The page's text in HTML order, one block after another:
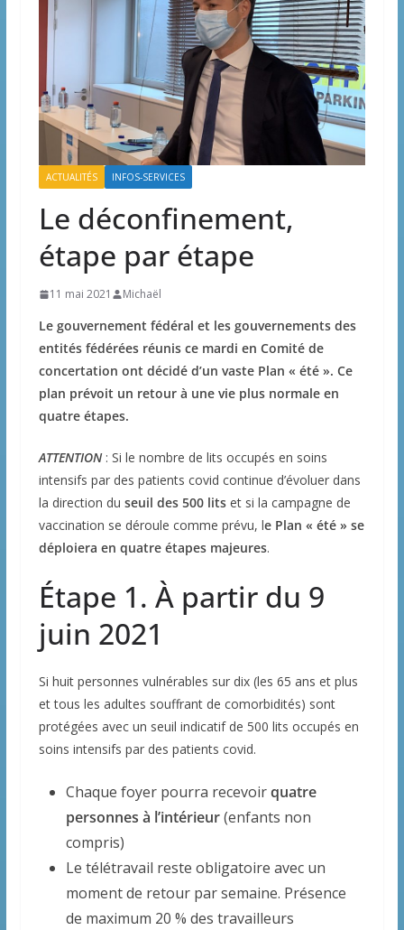
ACTUALITÉS INFOS-SERVICES
Le déconfinement,
étape par étape
11 mai 2021 Michaël
Le gouvernement fédéral et les gouvernements des
entités fédérées réunis ce mardi en Comité de
concertation ont décidé d’un vaste Plan « été ». Ce
plan prévoit un retour à une vie plus normale en
quatre étapes.
ATTENTION: Si le nombre de lits occupés en soins
intensifs par des patients covid continue d’évoluer dans
la direction du seuil des 500 litset si la campagne de
vaccination se déroule comme prévu, le Plan « été » se
déploiera en quatre étapes majeures.
Étape 1. À partir du 9
juin 2021
Si huit personnes vulnérables sur dix (les 65 ans et plus
et tous les adultes souffrant de comorbidités) sont
protégées avec un seuil indicatif de 500 lits occupés en
soins intensifs par des patients covid.
Chaque foyer pourra recevoirquatre
personnes à l’intérieur(enfants non
compris)
Le télétravail reste obligatoire avec un
moment de retour par semaine. Présence
de maximum 20 % des travailleurs